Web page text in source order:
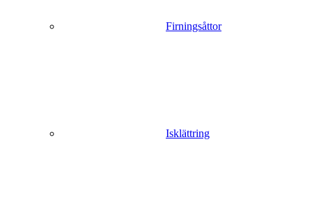
Firningsåttor
Isklättring